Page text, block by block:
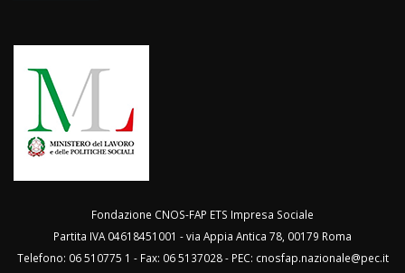
Fondazione CNOS-FAP ETS Impresa Sociale
Partita IVA 04618451001 - via Appia Antica 78, 00179 Roma
Telefono: 06 510775 1 - Fax: 06 5137028 - PEC: cnosfap.nazionale@pec.it